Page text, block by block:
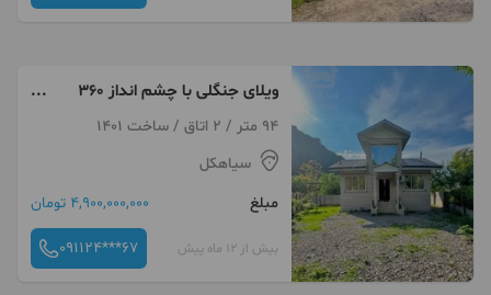
ویلای جنگلی با چشم انداز ۳۶۰
درجه جنگل دسترسی خوب
94 متر / 2 اتاق / ساخت 1401
سیاهکل
مبلغ
4,900,000,000 تومان
بیش از 12 ماه پیش 091124***67